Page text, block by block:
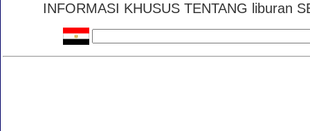
INFORMASI KHUSUS TENTANG liburan